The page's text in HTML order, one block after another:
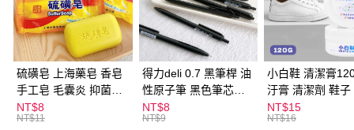
Apple Pay
街口支付
悠遊付
ATM付款
硫磺皂 上海藥皂 香皂
手工皂 毛囊炎 抑菌除
蟎 清潔護膚 去油去痘
寵物皮膚病 狗狗貓咪
NT$8
NT$11
得力deli 0.7 黑筆桿 油
性原子筆 黑色筆芯
S304
NT$8
NT$9
小白鞋 清潔膏
汙膏 清潔劑 鞋子
漬 白皮鞋 鞋油
NT$15
NT$16